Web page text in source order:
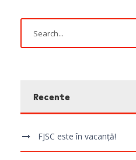
Recente
FJSC este în vacanță!